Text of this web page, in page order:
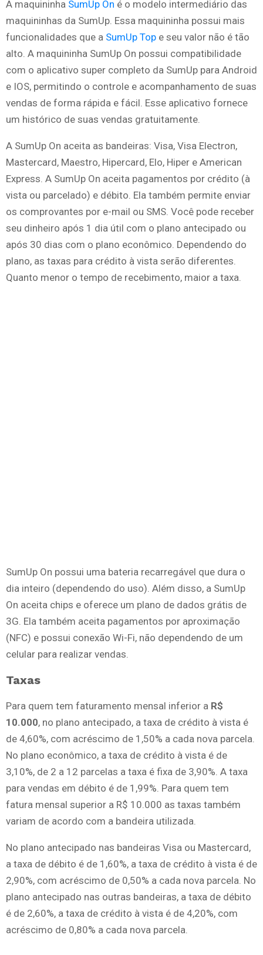
A maquininha SumUp On é o modelo intermediário das
maquininhas da SumUp. Essa maquininha possui mais
funcionalidades que a SumUp Top e seu valor não é tão
alto. A maquininha SumUp On possui compatibilidade
com o aplicativo super completo da SumUp para Android
e IOS, permitindo o controle e acompanhamento de suas
vendas de forma rápida e fácil. Esse aplicativo fornece
um histórico de suas vendas gratuitamente.
A SumUp On aceita as bandeiras: Visa, Visa Electron,
Mastercard, Maestro, Hipercard, Elo, Hiper e American
Express. A SumUp On aceita pagamentos por crédito (à
vista ou parcelado) e débito. Ela também permite enviar
os comprovantes por e-mail ou SMS. Você pode receber
seu dinheiro após 1 dia útil com o plano antecipado ou
após 30 dias com o plano econômico. Dependendo do
plano, as taxas para crédito à vista serão diferentes.
Quanto menor o tempo de recebimento, maior a taxa.
SumUp On possui uma bateria recarregável que dura o
dia inteiro (dependendo do uso). Além disso, a SumUp
On aceita chips e oferece um plano de dados grátis de
3G. Ela também aceita pagamentos por aproximação
(NFC) e possui conexão Wi-Fi, não dependendo de um
celular para realizar vendas.
Taxas
Para quem tem faturamento mensal inferior a R$
10.000, no plano antecipado, a taxa de crédito à vista é
de 4,60%, com acréscimo de 1,50% a cada nova parcela.
No plano econômico, a taxa de crédito à vista é de
3,10%, de 2 a 12 parcelas a taxa é fixa de 3,90%. A taxa
para vendas em débito é de 1,99%. Para quem tem
fatura mensal superior a R$ 10.000 as taxas também
variam de acordo com a bandeira utilizada.
No plano antecipado nas bandeiras Visa ou Mastercard,
a taxa de débito é de 1,60%, a taxa de crédito à vista é de
2,90%, com acréscimo de 0,50% a cada nova parcela. No
plano antecipado nas outras bandeiras, a taxa de débito
é de 2,60%, a taxa de crédito à vista é de 4,20%, com
acréscimo de 0,80% a cada nova parcela.